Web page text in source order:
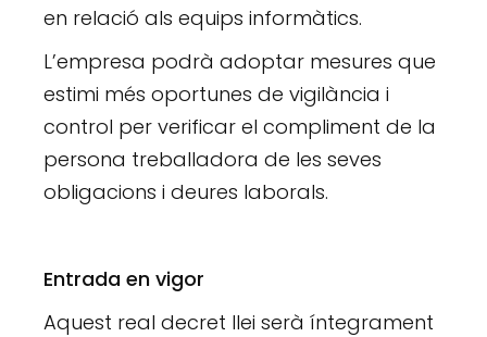
en relació als equips informàtics.
L’empresa podrà adoptar mesures que
estimi més oportunes de vigilància i
control per verificar el compliment de la
persona treballadora de les seves
obligacions i deures laborals.
Entrada en vigor
Aquest real decret llei serà íntegrament